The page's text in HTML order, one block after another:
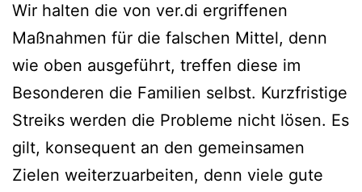
Wir halten die von ver.di ergriffenen
Maßnahmen für die falschen Mittel, denn
wie oben ausgeführt, treffen diese im
Besonderen die Familien selbst. Kurzfristige
Streiks werden die Probleme nicht lösen. Es
gilt, konsequent an den gemeinsamen
Zielen weiterzuarbeiten, denn viele gute